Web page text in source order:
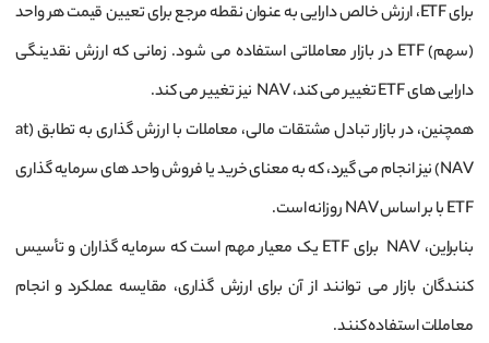
برای ETF، ارزش خالص دارایی به عنوان نقطه مرجع برای تعیین قیمت هر واحد
(سهم) ETF در بازار معاملاتی استفاده می‌ شود. زمانی که ارزش نقدینگی
دارایی ‌های ETF تغییر می ‌کند، NAV نیز تغییر می ‌کند.
همچنین، در بازار تبادل مشتقات مالی، معاملات با ارزش‌ گذاری به تطابق (at
NAV) نیز انجام می‌ گیرد، که به معنای خرید یا فروش واحد های سرمایه‌ گذاری
ETF با بر اساس NAV روزانه است.
بنابراین، NAV برای ETF یک معیار مهم است که سرمایه ‌گذاران و تأسیس
کنندگان بازار می ‌توانند از آن برای ارزش ‌گذاری، مقایسه عملکرد و انجام
معاملات استفاده کنند.